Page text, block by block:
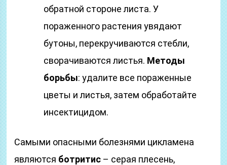
обратной стороне листа. У
пораженного растения увядают
бутоны, перекручиваются стебли,
сворачиваются листья. Методы
борьбы: удалите все пораженные
цветы и листья, затем обработайте
инсектицидом.
Самыми опасными болезнями цикламена
являются ботритис – серая плесень,